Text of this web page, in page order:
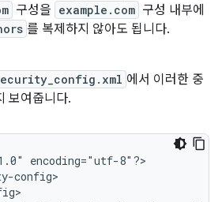
구성을 example.com 구성 내부에
를 복제하지 않아도 됩니다.
에서 이러한 중
보여줍니다.
encoding="utf-8"?>